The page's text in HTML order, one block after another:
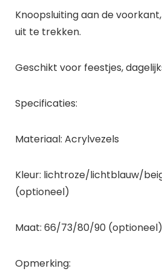
Knoopsluiting aan de
uit te trekken.
Geschikt voor feestjes,
Specificaties:
Materiaal: Acrylvezels
Kleur: lichtroze/lichtblauw/
(optioneel)
Maat: 66/73/80/90 (optioneel)
Opmerking: